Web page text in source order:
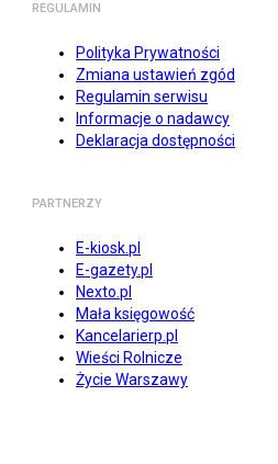
REGULAMIN
Polityka Prywatności
Zmiana ustawień zgód
Regulamin serwisu
Informacje o nadawcy
Deklaracja dostępności
PARTNERZY
E-kiosk.pl
E-gazety.pl
Nexto.pl
Mała księgowość
Kancelarierp.pl
Wieści Rolnicze
Życie Warszawy